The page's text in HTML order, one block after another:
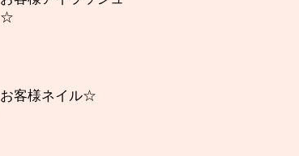
☆
お客様ネイル☆